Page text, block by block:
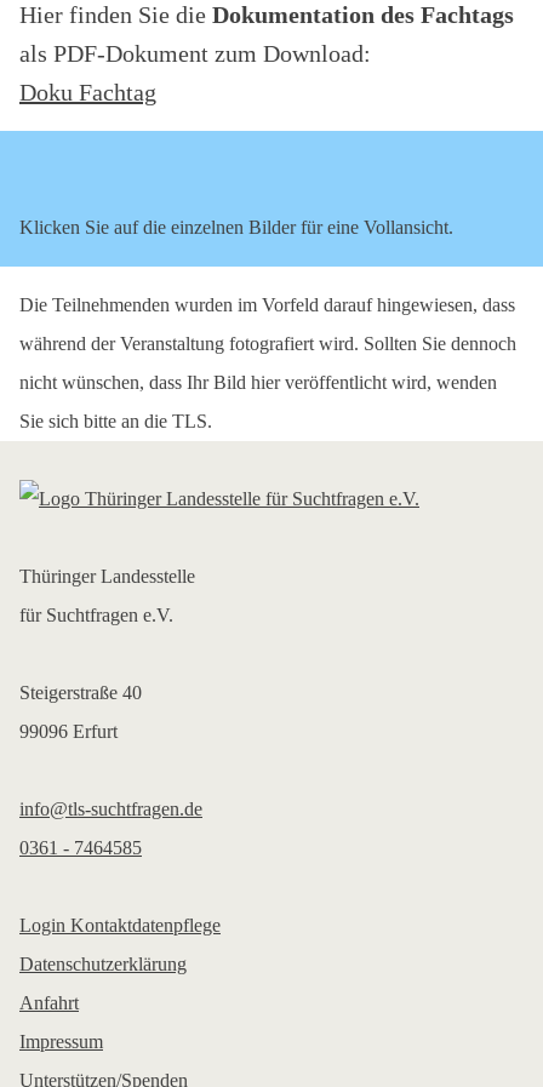
Hier finden Sie die Dokumentation des Fachtags
als PDF-Dokument zum Download:
Doku Fachtag
Klicken Sie auf die einzelnen Bilder für eine Vollansicht.
Die Teilnehmenden wurden im Vorfeld darauf hingewiesen, dass
während der Veranstaltung fotografiert wird. Sollten Sie dennoch
nicht wünschen, dass Ihr Bild hier veröffentlicht wird, wenden
Sie sich bitte an die TLS.
Thüringer Landesstelle
für Suchtfragen e.V.
Steigerstraße 40
99096 Erfurt
info@tls-suchtfragen.de
0361 - 7464585
Login Kontaktdatenpflege
Datenschutzerklärung
Anfahrt
Impressum
Unterstützen/Spenden